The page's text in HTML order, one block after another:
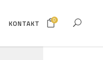
KONTAKT 0